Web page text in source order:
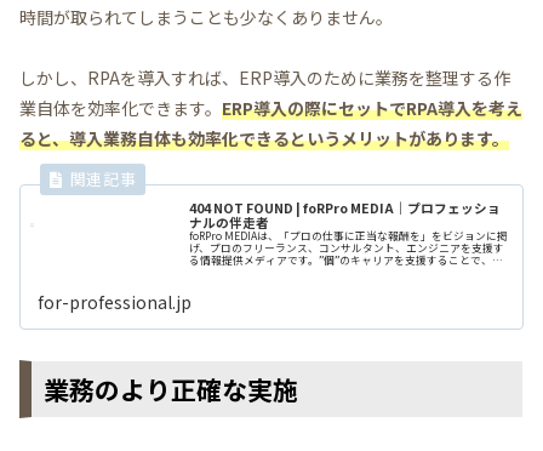
時間が取られてしまうことも少なくありません。
しかし、RPAを導入すれば、ERP導入のために業務を整理する作
業自体を効率化できます。 ERP導入の際にセットでRPA導入を考え
ると、導入業務自体も効率化できるというメリットがあります。
404 NOT FOUND | foRPro MEDIA｜プロフェッショ
ナルの伴走者
foRPro MEDIAは、「プロの仕事に正当な報酬を」をビジョンに掲
げ、プロのフリーランス、コンサルタント、エンジニアを支援す
る情報提供メディアです。”個”のキャリアを支援することで、ヒ
for-professional.jp
業務のより正確な実施